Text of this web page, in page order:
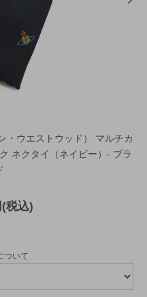
・ウエストウッド） マルチカ
ネクタイ（ネイビー）- ブラ
税込)
ついて